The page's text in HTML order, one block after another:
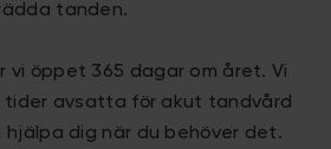
tanden.
vi öppet 365 dagar om året. Vi
tider avsatta för akut tandvård
hjälpa dig när du behöver det.